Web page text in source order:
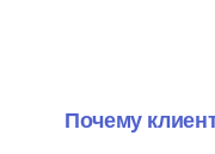
Почему